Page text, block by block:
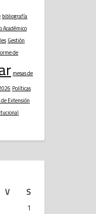
bibliografía
Académico
Gestión
de
mesas de
Políticas
de Extensión
V
S
1